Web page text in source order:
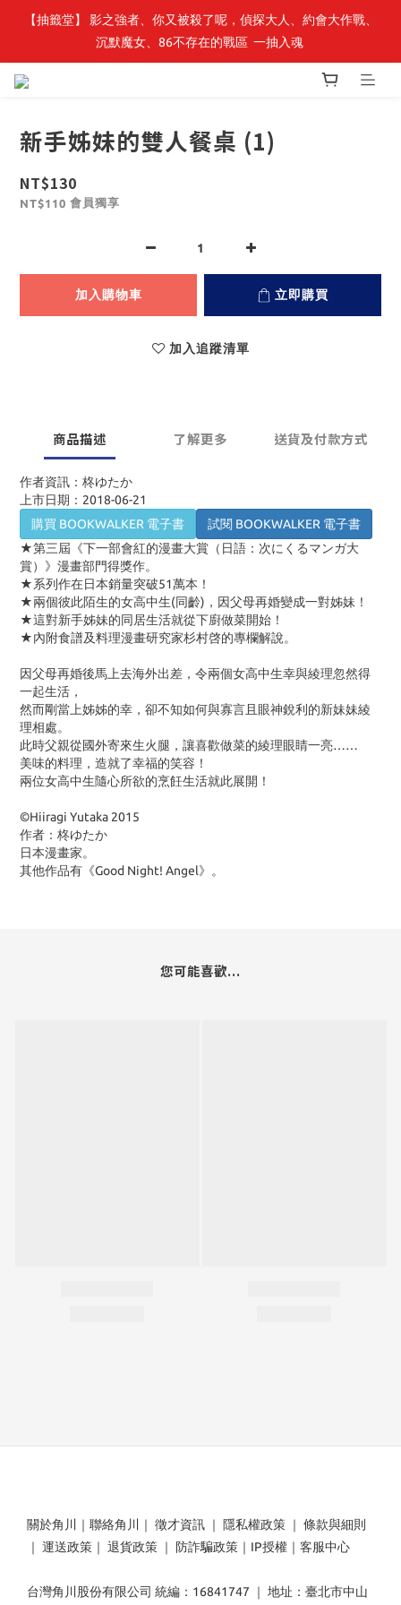
最新開賣🔥「全知讀者視角」 周邊商品
【抽籤堂】 影之強者、你又被殺了呢，偵探大人、約會大作戰、
沉默魔女、86不存在的戰區  一抽入魂
新手姊妹的雙人餐桌 (1)
NT$130
NT$110 會員獨享
加入購物車 立即購買
加入追蹤清單
商品描述 了解更多 送貨及付款方式
作者資訊：柊ゆたか
上市日期：2018-06-21
購買 BOOKWALKER 電子書
試閱 BOOKWALKER 電子書
★第三屆《下一部會紅的漫畫大賞（日語：次にくるマンガ大
賞）》漫畫部門得獎作。
★系列作在日本銷量突破51萬本！
★兩個彼此陌生的女高中生(同齡)，因父母再婚變成一對姊妹！
★這對新手姊妹的同居生活就從下廚做菜開始！
★內附食譜及料理漫畫研究家杉村啓的專欄解說。
因父母再婚後馬上去海外出差，令兩個女高中生幸與綾理忽然得
一起生活，
然而剛當上姊姊的幸，卻不知如何與寡言且眼神銳利的新妹妹綾
理相處。
此時父親從國外寄來生火腿，讓喜歡做菜的綾理眼睛一亮……
美味的料理，造就了幸福的笑容！
兩位女高中生隨心所欲的烹飪生活就此展開！
©Hiiragi Yutaka 2015
作者：柊ゆたか
日本漫畫家。
其他作品有《Good Night! Angel》。
您可能喜歡...
關於角川 ｜ 聯絡角川 ｜ 徵才資訊 ｜ 隱私權政策 ｜ 條款與細則
｜ 運送政策 ｜ 退貨政策 ｜ 防詐騙政策 ｜ IP授權 ｜ 客服中心
台灣角川股份有限公司 統編：16841747 ｜ 地址：臺北市中山